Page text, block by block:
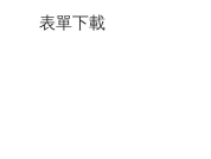
表單下載